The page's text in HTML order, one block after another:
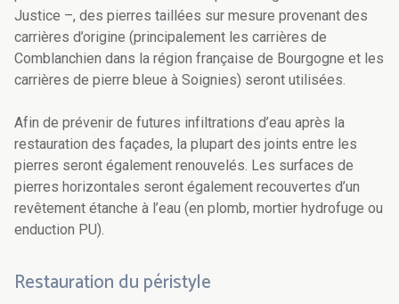
Justice –, des pierres taillées sur mesure provenant des
carrières d’origine (principalement les carrières de
Comblanchien dans la région française de Bourgogne et les
carrières de pierre bleue à Soignies) seront utilisées.
Afin de prévenir de futures infiltrations d’eau après la
restauration des façades, la plupart des joints entre les
pierres seront également renouvelés. Les surfaces de
pierres horizontales seront également recouvertes d’un
revêtement étanche à l’eau (en plomb, mortier hydrofuge ou
enduction PU).
Restauration du péristyle